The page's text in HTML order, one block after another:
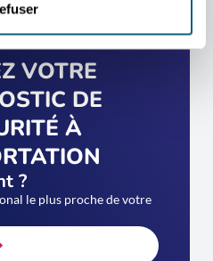
VOTRE
DE
À
?
le plus proche de votre